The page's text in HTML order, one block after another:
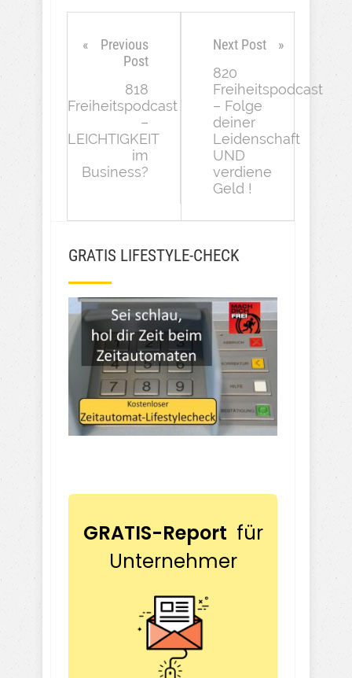
Previous
Post
818
Freiheitspodcast
–
LEICHTIGKEIT
im
Business?
Next Post
820
Freiheitspodcast
– Folge
deiner
Leidenschaft
UND
verdiene
Geld !
GRATIS LIFESTYLE-CHECK
GRATIS-Report für
Unternehmer